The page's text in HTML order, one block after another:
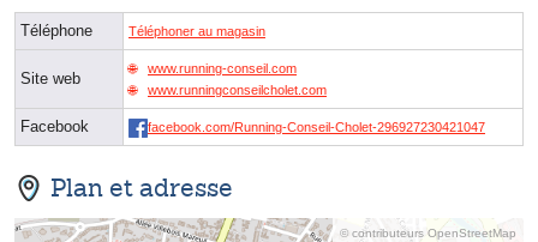
Téléphone Téléphoner au magasin
Site web
www.running-conseil.com
www.runningconseilcholet.com
Facebook facebook.com/Running-Conseil-Cholet-296927230421047
Plan et adresse
© contributeurs OpenStreetMap